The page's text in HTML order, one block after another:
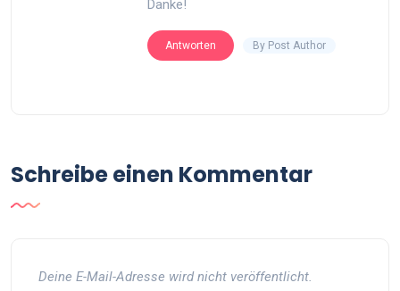
Danke!
Antworten By Post Author
Schreibe einen Kommentar
Deine E-Mail-Adresse wird nicht veröffentlicht.